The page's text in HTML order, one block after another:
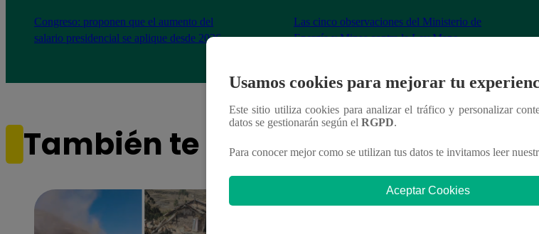
Congreso: proponen que el aumento del
salario presidencial se aplique desde 2026
Las cinco observaciones del Ministerio de
Energía y Minas contra la Ley Mape
También te puede interesar
Usamos cookies para mejorar tu
Este sitio utiliza cookies para analizar el tráfico y personalizar
datos se gestionarán según el RGPD.
Para conocer mejor como se utilizan tus datos te invitamos leer
Aceptar Cookies